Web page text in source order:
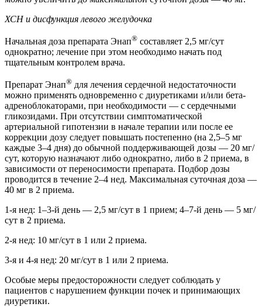
ХСН и дисфункция левого желудочка
Начальная доза препарата Энап® составляет 2,5 мг/сут
однократно; лечение при этом необходимо начать под
тщательным контролем врача.
Препарат Энап® для лечения сердечной недостаточности
можно применять одновременно с диуретиками и/или бета-
адреноблокаторами, при необходимости — с сердечными
гликозидами. При отсутствии симптоматической
артериальной гипотензии в начале терапии или после ее
коррекции дозу следует повышать постепенно (на 2,5–5 мг
каждые 3–4 дня) до обычной поддерживающей дозы — 20 мг/
сут, которую назначают либо однократно, либо в 2 приема, в
зависимости от переносимости препарата. Подбор дозы
проводится в течение 2–4 нед. Максимальная суточная доза —
40 мг в 2 приема.
1-я нед: 1–3-й день — 2,5 мг/сут в 1 прием; 4–7-й день — 5 мг/
сут в 2 приема.
2-я нед: 10 мг/сут в 1 или 2 приема.
3-я и 4-я нед: 20 мг/сут в 1 или 2 приема.
Особые меры предосторожности следует соблюдать у
пациентов с нарушением функции почек и принимающих
диуретики.